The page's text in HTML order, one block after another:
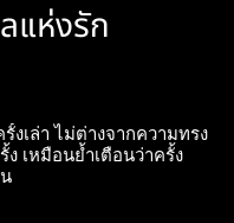
แห่งรัก
งเล่า ไม่ต่างจากความทรง
เหมือนย้ำเตือนว่าครั้ง